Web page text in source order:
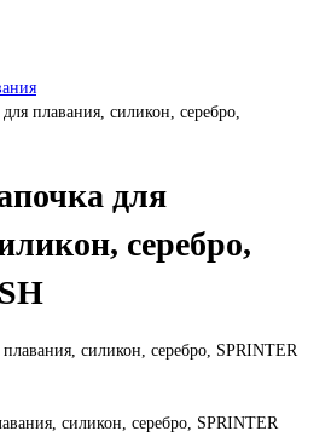
плавания, силикон, серебро,
для
серебро,
силикон, серебро, SPRINTER